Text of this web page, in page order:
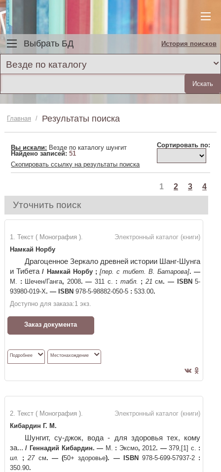
Выбрать БД История поисков
Везде по каталогу
Главная / Результаты поиска
Сортировать по:
Вы искали: Везде по каталогу шунгит
Найдено записей:51
Скопировать ссылку на результаты поиска
1 2 3 4
Уточнить поиск
Электронный каталог (книги)
1. Текст ( Монография ).
Намкай Норбу
Драгоценное Зеркало древней истории Шанг-Шунга
и Тибета / Намкай Норбу ; [пер. с тибет. В. Батарова]. —
М. : Шечен/Ганга, 2008. — 311 с. : табл. ; 21см. — ISBN 5-
93980-019-X. — ISBN 978-5-98882-050-5 : 533.00.
Доступно для заказа:1 экз.
Заказ документа
Подробнее Местонахождение
Электронный каталог (книги)
2. Текст ( Монография ).
Кибардин Г. М.
Шунгит, су-джок, вода - для здоровья тех, кому
за... / Геннадий Кибардин. — М. : Эксмо, 2012. —379,[1] с. :
ил.
; 27см. — (50+ здоровье). — ISBN 978-5-699-57937-2 :
350.90.